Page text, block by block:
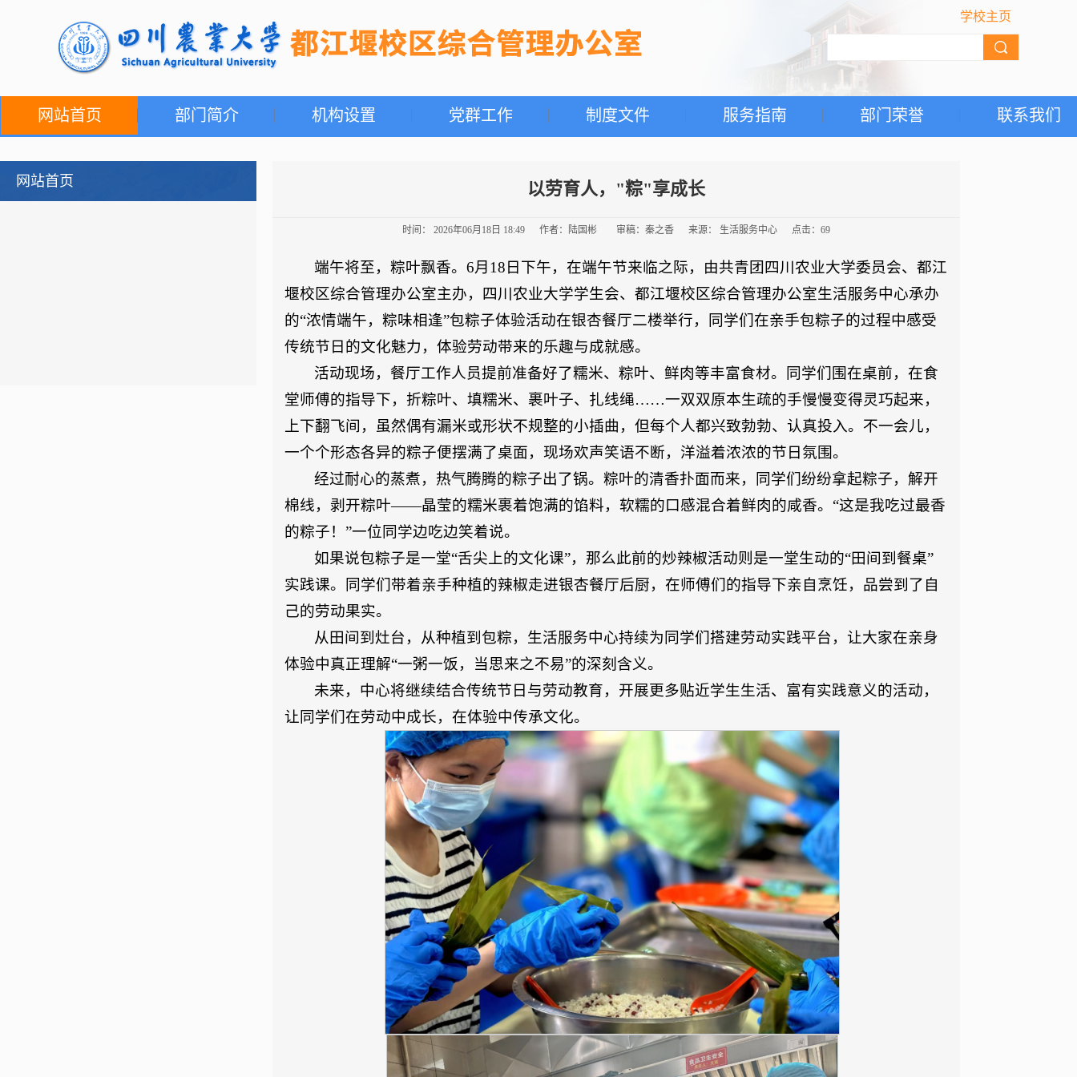
学校主页
网站首页 部门简介 机构设置 党群工作 制度文件 服务指南 部门荣誉 联系我们
网站首页 以劳育人，"粽"享成长
时间： 2026年06月18日 18:49 作者：陆国彬 审稿：秦之香 来源： 生活服务中心 点击： 69
端午将至，粽叶飘香。6月18日下午，在端午节来临之际，由共青团四川农业大学委员会、都江
堰校区综合管理办公室主办，四川农业大学学生会、都江堰校区综合管理办公室生活服务中心承办
的“浓情端午，粽味相逢”包粽子体验活动在银杏餐厅二楼举行，同学们在亲手包粽子的过程中感受
传统节日的文化魅力，体验劳动带来的乐趣与成就感。
活动现场，餐厅工作人员提前准备好了糯米、粽叶、鲜肉等丰富食材。同学们围在桌前，在食
堂师傅的指导下，折粽叶、填糯米、裹叶子、扎线绳……一双双原本生疏的手慢慢变得灵巧起来，
上下翻飞间，虽然偶有漏米或形状不规整的小插曲，但每个人都兴致勃勃、认真投入。不一会儿，
一个个形态各异的粽子便摆满了桌面，现场欢声笑语不断，洋溢着浓浓的节日氛围。
经过耐心的蒸煮，热气腾腾的粽子出了锅。粽叶的清香扑面而来，同学们纷纷拿起粽子，解开
棉线，剥开粽叶——晶莹的糯米裹着饱满的馅料，软糯的口感混合着鲜肉的咸香。“这是我吃过最香
的粽子！”一位同学边吃边笑着说。
如果说包粽子是一堂“舌尖上的文化课”，那么此前的炒辣椒活动则是一堂生动的“田间到餐桌”
实践课。同学们带着亲手种植的辣椒走进银杏餐厅后厨，在师傅们的指导下亲自烹饪，品尝到了自
己的劳动果实。
从田间到灶台，从种植到包粽，生活服务中心持续为同学们搭建劳动实践平台，让大家在亲身
体验中真正理解“一粥一饭，当思来之不易”的深刻含义。
未来，中心将继续结合传统节日与劳动教育，开展更多贴近学生生活、富有实践意义的活动，
让同学们在劳动中成长，在体验中传承文化。